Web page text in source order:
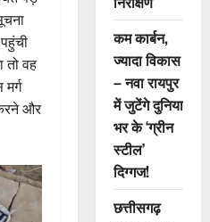
वह
और
कम कार्बन,
ज्यादा विकास
– नवा रायपुर
में जुटेंगे दुनिया
भर के ‘ग्रीन
स्टील’
दिग्गज!
छत्तीसगढ़